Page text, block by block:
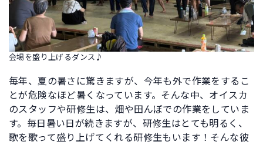
会場を盛り上げるダンス♪
毎年、夏の暑さに驚きますが、今年も外で作業をするこ
とが危険なほど暑くなっています。そんな中、オイスカ
のスタッフや研修生は、畑や田んぼでの作業をしていま
す。毎日暑い日が続きますが、研修生はとても明るく、
歌を歌って盛り上げてくれる研修生もいます！そんな彼